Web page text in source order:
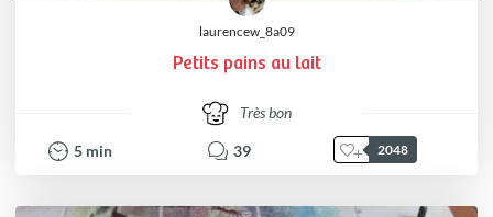
laurencew_8a09
Petits pains au lait
Très bon
5 min 39 2048